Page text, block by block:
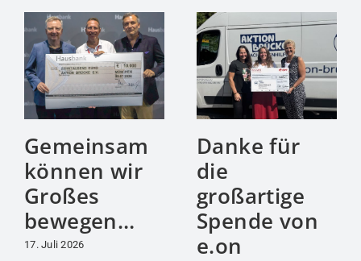
Gemeinsam
können wir
Großes
bewegen…
17. Juli 2026
Danke für
die
großartige
Spende von
e.on